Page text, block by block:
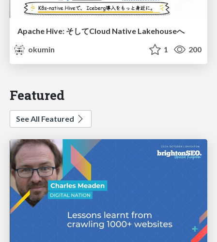
Apache Hive: そしてCloud Native Lakehouseへ
okumin
1 200
Featured
See All Featured